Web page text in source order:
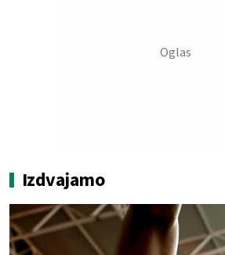
Izdvajamo